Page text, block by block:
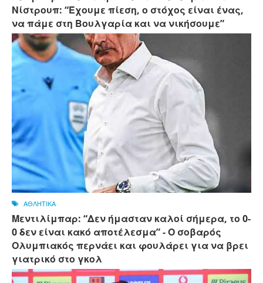
Νίστρουπ: “Έχουμε πίεση, ο στόχος είναι ένας,
να πάμε στη Βουλγαρία και να νικήσουμε”
ΑΘΛΗΤΙΚΑ
Μεντιλίμπαρ: “Δεν ήμασταν καλοί σήμερα, το 0-
0 δεν είναι κακό αποτέλεσμα” - Ο σοβαρός
Ολυμπιακός περνάει και φουλάρει για να βρει
γιατρικό στο γκολ